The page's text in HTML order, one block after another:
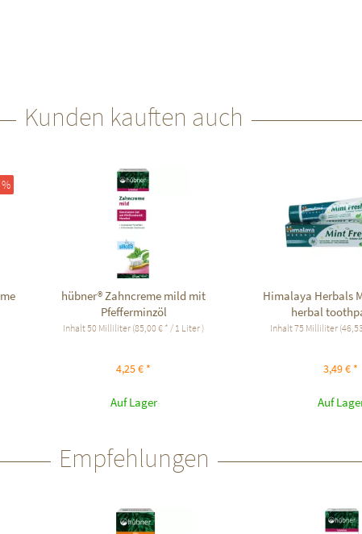
Kunden kauften auch
hübner® Zahncreme mild mit
Pfefferminzöl
Inhalt50 Milliliter (85,00 € * / 1 Liter )
4,25 € *
Auf Lager
Himalaya Herbals
herbal
Inhalt75 Milliliter
3,49 € *
Auf
Empfehlungen